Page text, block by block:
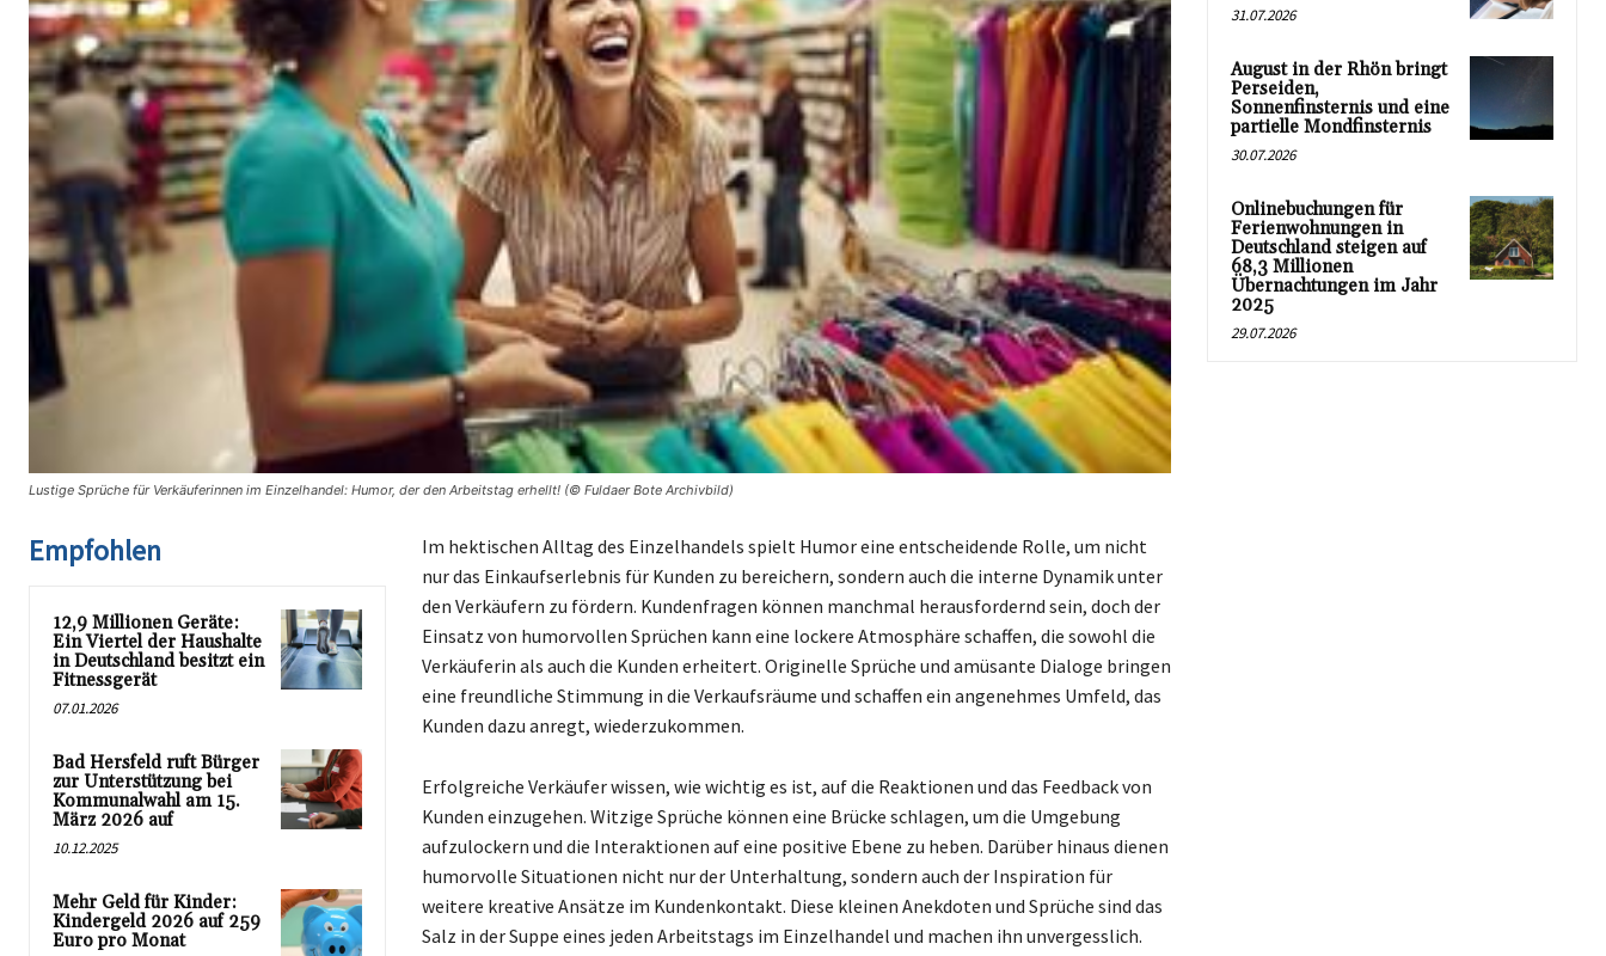
Lustige Sprüche für Verkäuferinnen im Einzelhandel: Humor, der den Arbeitstag erhellt! (© Fuldaer Bote Archivbild)
Empfohlen
12,9 Millionen Geräte:
Ein Viertel der Haushalte
in Deutschland besitzt ein
Fitnessgerät
07.01.2026
Bad Hersfeld ruft Bürger
zur Unterstützung bei
Kommunalwahl am 15.
März 2026 auf
10.12.2025
Mehr Geld für Kinder:
Kindergeld 2026 auf 259
Euro pro Monat
Im hektischen Alltag des Einzelhandels spielt Humor eine entscheidende Rolle, um nicht
nur das Einkaufserlebnis für Kunden zu bereichern, sondern auch die interne Dynamik unter
den Verkäufern zu fördern. Kundenfragen können manchmal herausfordernd sein, doch der
Einsatz von humorvollen Sprüchen kann eine lockere Atmosphäre schaffen, die sowohl die
Verkäuferin als auch die Kunden erheitert. Originelle Sprüche und amüsante Dialoge bringen
eine freundliche Stimmung in die Verkaufsräume und schaffen ein angenehmes Umfeld, das
Kunden dazu anregt, wiederzukommen.
Erfolgreiche Verkäufer wissen, wie wichtig es ist, auf die Reaktionen und das Feedback von
Kunden einzugehen. Witzige Sprüche können eine Brücke schlagen, um die Umgebung
aufzulockern und die Interaktionen auf eine positive Ebene zu heben. Darüber hinaus dienen
humorvolle Situationen nicht nur der Unterhaltung, sondern auch der Inspiration für
weitere kreative Ansätze im Kundenkontakt. Diese kleinen Anekdoten und Sprüche sind das
Salz in der Suppe eines jeden Arbeitstags im Einzelhandel und machen ihn unvergesslich.
31.07.2026
August in der Rhön bringt
Perseiden,
Sonnenfinsternis und eine
partielle Mondfinsternis
30.07.2026
Onlinebuchungen für
Ferienwohnungen in
Deutschland steigen auf
68,3 Millionen
Übernachtungen im Jahr
2025
29.07.2026